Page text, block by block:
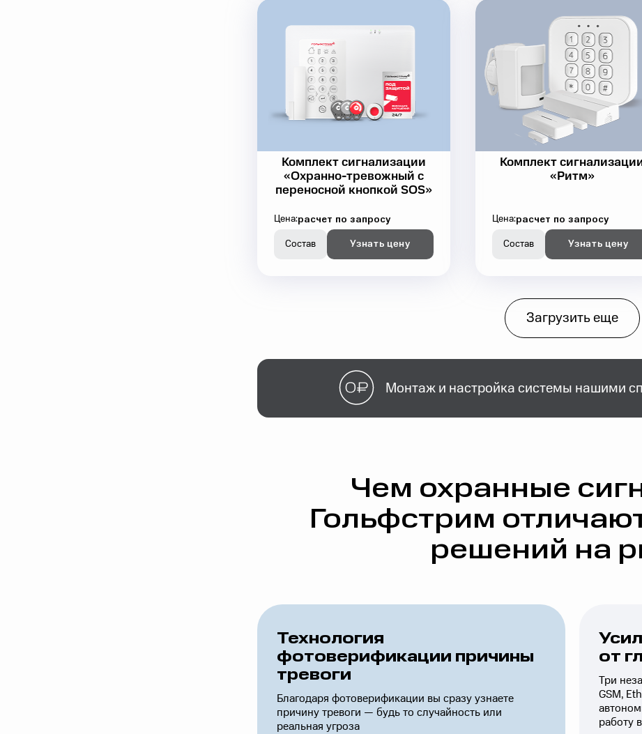
Комплект сигнализации
«Охранно-тревожный с
переносной кнопкой SOS»
Цена:расчет по запросу
Состав Узнать цену
Комплект
«Ритм»
Цена:расчет по запросу
Состав Узнать цену
Загрузить еще
Монтаж и настройка системы нашими
Чем охранные
Гольфстрим
решений на
Технология
фотоверификации причины
тревоги
Благодаря фотоверификации вы сразу узнаете
причину тревоги — будь то случайность или
реальная угроза
от
Три
GSM,
работу